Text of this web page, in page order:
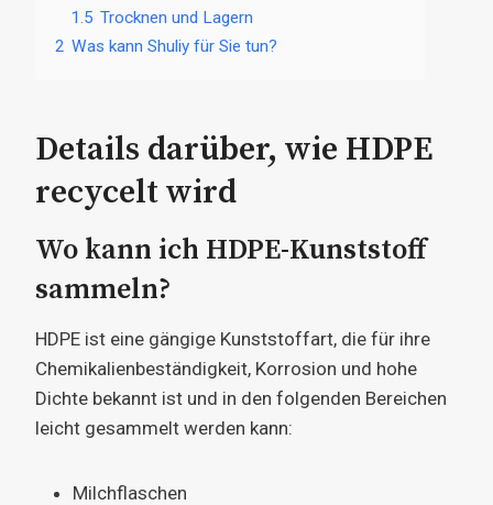
1.5 Trocknen und Lagern
2 Was kann Shuliy für Sie tun?
Details darüber, wie HDPE
recycelt wird
Wo kann ich HDPE-Kunststoff
sammeln?
HDPE ist eine gängige Kunststoffart, die für ihre
Chemikalienbeständigkeit, Korrosion und hohe
Dichte bekannt ist und in den folgenden Bereichen
leicht gesammelt werden kann:
Milchflaschen